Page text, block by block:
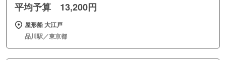
平均予算 13,200円
屋形船 大江戸
品川駅／東京都